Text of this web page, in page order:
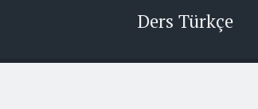
Ders Türkçe